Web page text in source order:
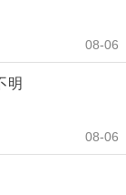
08-06
明
08-06